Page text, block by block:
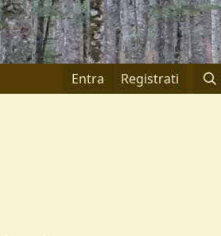
Entra Registrati